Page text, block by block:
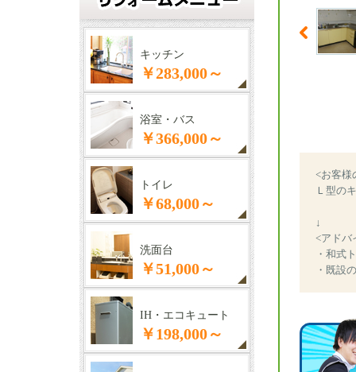
<お客様
Ｌ型の
<アドバ
・和式
・既設
キッチン
￥283,000～
浴室・バス
￥366,000～
トイレ
￥68,000～
洗面台
￥51,000～
IH・エコキュート
￥198,000～